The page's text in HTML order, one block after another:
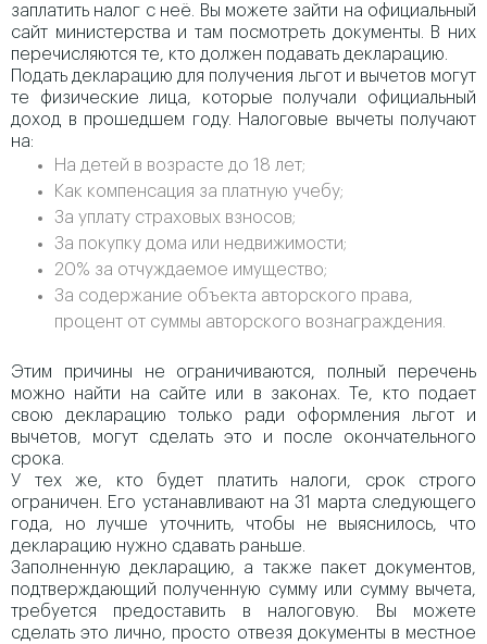
заплатить налог с неё. Вы можете зайти на официальный
сайт министерства и там посмотреть документы. В них
перечисляются те, кто должен подавать декларацию.
Подать декларацию для получения льгот и вычетов могут
те физические лица, которые получали официальный
доход в прошедшем году. Налоговые вычеты получают
на:
На детей в возрасте до 18 лет;
Как компенсация за платную учебу;
За уплату страховых взносов;
За покупку дома или недвижимости;
20% за отчуждаемое имущество;
За содержание объекта авторского права,
процент от суммы авторского вознаграждения.
Этим причины не ограничиваются, полный перечень
можно найти на сайте или в законах. Те, кто подает
свою декларацию только ради оформления льгот и
вычетов, могут сделать это и после окончательного
срока.
У тех же, кто будет платить налоги, срок строго
ограничен. Его устанавливают на 31 марта следующего
года, но лучше уточнить, чтобы не выяснилось, что
декларацию нужно сдавать раньше.
Заполненную декларацию, а также пакет документов,
подтверждающий полученную сумму или сумму вычета,
требуется предоставить в налоговую. Вы можете
сделать это лично, просто отвезя документы в местное